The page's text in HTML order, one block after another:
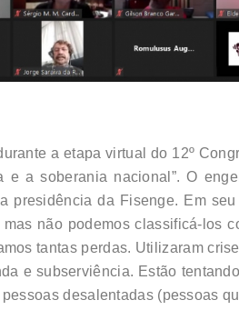
a etapa virtual do 12º
e a soberania nacional”. O
presidência da Fisenge. Em
não podemos classificá-los
tantas perdas. Utilizaram
e subserviência. Estão
desalentadas (pessoas